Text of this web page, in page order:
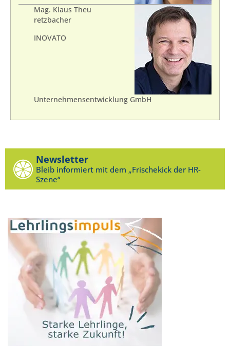
Mag. Klaus Theu
retzbacher
INOVATO
Unternehmensentwicklung GmbH
Newsletter
Bleib informiert mit dem „Frischekick der HR-
Szene“